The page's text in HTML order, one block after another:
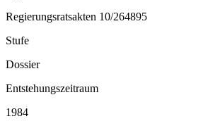
Regierungsratsakten 10/264895
Stufe
Dossier
Entstehungszeitraum
1984